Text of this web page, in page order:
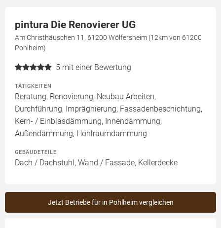
pintura Die Renovierer UG
Am Christhäuschen 11, 61200 Wölfersheim (12km von 61200
Pohlheim)
5 mit einer Bewertung
TÄTIGKEITEN
Beratung, Renovierung, Neubau Arbeiten,
Durchführung, Imprägnierung, Fassadenbeschichtung,
Kern- / Einblasdämmung, Innendämmung,
Außendämmung, Hohlraumdämmung
GEBÄUDETEILE
Dach / Dachstuhl, Wand / Fassade, Kellerdecke
Jetzt Betriebe für in Pohlheim vergleichen